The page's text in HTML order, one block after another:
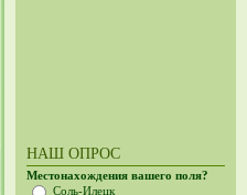
НАШ ОПРОС
Местонахождения вашего поля?
Соль-Илецк